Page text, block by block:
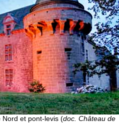
et pont-levis (doc. Château de